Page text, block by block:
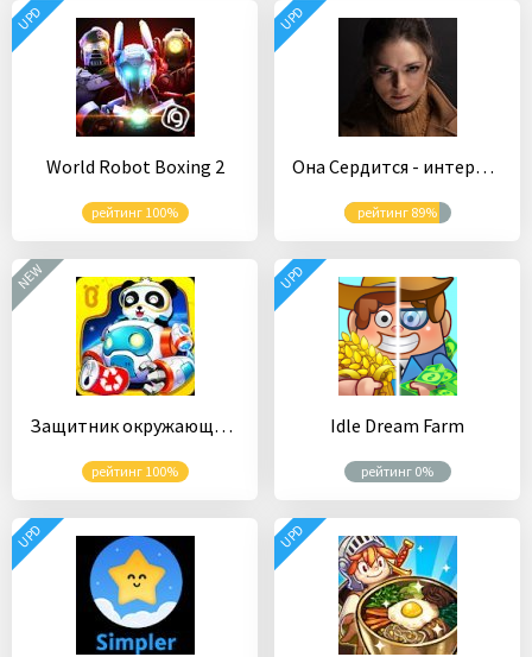
World Robot Boxing 2
рейтинг 100%
UPD
Она Сердится - интерактивный триллер
рейтинг 89%
UPD
Защитник окружающей среды
рейтинг 100%
NEW
Idle Dream Farm
рейтинг 0%
UPD
UPD UPD